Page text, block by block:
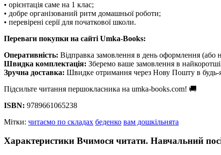
• орієнтація саме на 1 клас;
• добре організований ритм домашньої роботи;
• перевірені серії для початкової школи.
Переваги покупки на сайті Umka-Books:
Оперативність: Відправка замовлення в день оформлення (або
Швидка комплектація: Зберемо ваше замовлення в
Зручна доставка: Швидке отримання через Нову Пошту в будь-
Підсильте читання першокласника на umka-books.com! 🚚
ISBN: 9789661065238
Мітки: читаємо по складах беденко вам дошкільнята
Характеристики Вчимося читати. Навчальний